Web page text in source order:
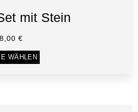
mit Stein
€
WÄHLEN